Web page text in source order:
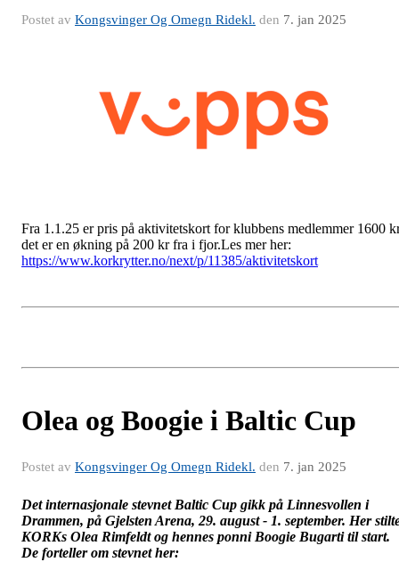
Postet av Kongsvinger Og Omegn Ridekl. den 7. jan 2025
Fra 1.1.25 er pris på aktivitetskort for klubbens medlemmer 1600
det er en økning på 200 kr fra i fjor.Les mer her:
https://www.korkrytter.no/next/p/11385/aktivitetskort
Olea og Boogie i Baltic Cup
Postet av Kongsvinger Og Omegn Ridekl. den 7. jan 2025
Det internasjonale stevnet Baltic Cup gikk på Linnesvollen i
Drammen, på Gjelsten Arena, 29. august - 1. september. Her
KORKs Olea Rimfeldt og hennes ponni Boogie Bugarti til start.
De forteller om stevnet her: